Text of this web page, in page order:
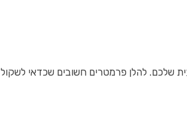
שלכם. להלן פרמטרים חשובים שכדאי